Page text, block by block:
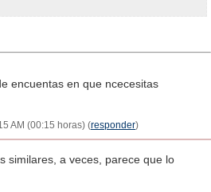
encuentas en que ncecesitas
AM (00:15 horas) (responder)
similares, a veces, parece que lo